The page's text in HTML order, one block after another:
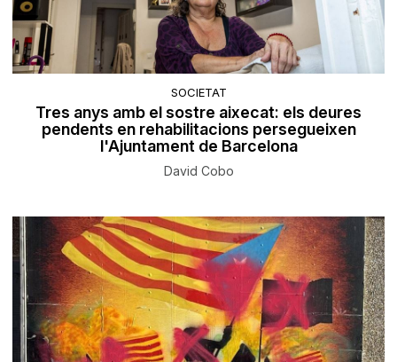
SOCIETAT
Tres anys amb el sostre aixecat: els deures
pendents en rehabilitacions persegueixen
l'Ajuntament de Barcelona
David Cobo